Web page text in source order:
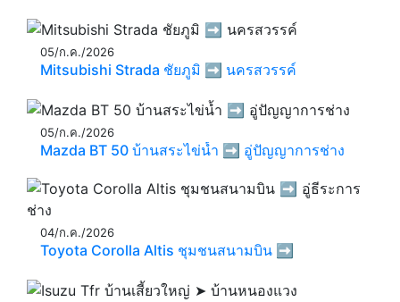
05/ก.ค./2026
Mitsubishi Strada ชัยภูมิ ➡️ นครสวรรค์
05/ก.ค./2026
Mazda BT 50 บ้านสระไข่น้ำ ➡️ อู่ปัญญาการช่าง
04/ก.ค./2026
Toyota Corolla Altis ชุมชนสนามบิน ➡️